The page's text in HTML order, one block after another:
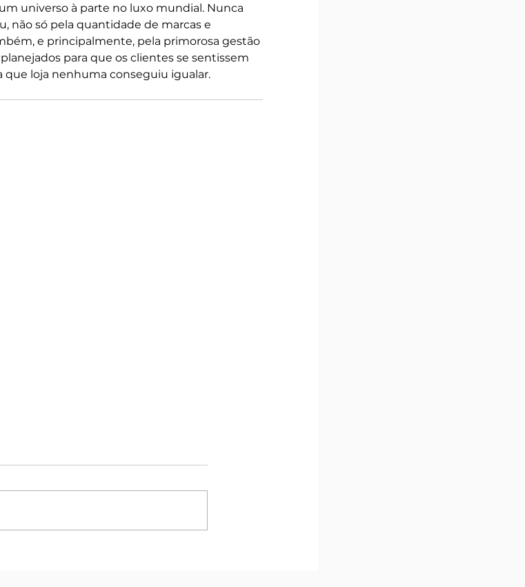
universo à parte no luxo mundial. Nunca
não só pela quantidade de marcas e
e principalmente, pela primorosa gestão
para que os clientes se sentissem
loja nenhuma conseguiu igualar.